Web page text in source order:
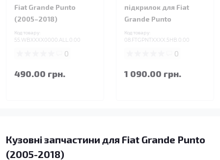
Fiat Grande Punto
(2005–2018)
Код товару:
55.WBXXXX0000.ALL.0.00
0
490.00 грн.
підкрилок для Fiat
Grande Punto
Код товару:
08.FTGPNTXXXX.5HB.0.00
0
1 090.00 грн.
Кузовні запчастини для Fiat Grande Punto
(2005-2018)